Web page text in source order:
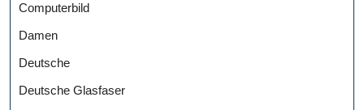
Computerbild
Damen
Deutsche
Deutsche Glasfaser